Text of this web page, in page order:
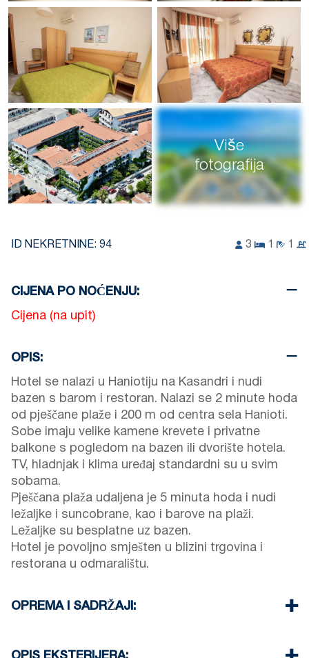
Više
fotografija
ID NEKRETNINE: 94 3 1 1
CIJENA PO NOĆENJU:
Cijena (na upit)
OPIS:
Hotel se nalazi u Haniotiju na Kasandri i nudi
bazen s barom i restoran. Nalazi se 2 minute hoda
od pješčane plaže i 200 m od centra sela Hanioti.
Sobe imaju velike kamene krevete i privatne
balkone s pogledom na bazen ili dvorište hotela.
TV, hladnjak i klima uređaj standardni su u svim
sobama.
Pješčana plaža udaljena je 5 minuta hoda i nudi
ležaljke i suncobrane, kao i barove na plaži.
Ležaljke su besplatne uz bazen.
Hotel je povoljno smješten u blizini trgovina i
restorana u odmaralištu.
OPREMA I SADRŽAJI:
Klimatizacija